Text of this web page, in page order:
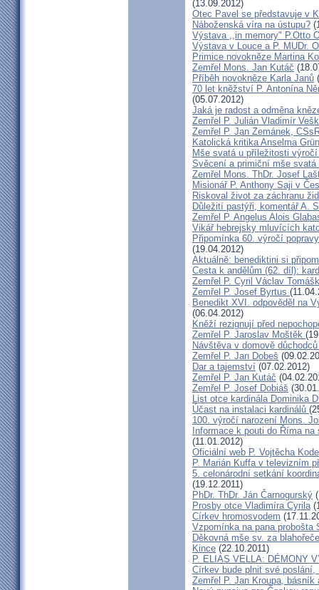
(13.09.2012)
Otec Pavel se představuje v
Náboženská víra na ústupu?
Výstava ,,in memory" P.Otto
Výstava v Louce a P. MUDr.
Primice novokněze Martina
Zemřel Mons. Jan Kutáč
Příběh novokněze Karla Janů
70 let kněžství P. Antonína
(05.07.2012)
Jaká je radost a odměna
Zemřel P. Julián Vladimír
Zemřel P. Jan Zemánek,
Katolická kritika Anselma
Mše svatá u příležitosti
Svěcení a primiční mše
Zemřel Mons. ThDr. Josef
Misionář P. Anthony Saji v
Riskoval život za záchranu
Důležití pastýři, komentář A.
Zemřel P. Angelus Alois
Vikář hebrejsky mluvících
Připomínka 60. výročí
(19.04.2012)
Aktuálně: benediktini si
Cesta k andělům (62. díl):
Zemřel P. Cyril Václav
Zemřel P. Josef Byrtus
Benedikt XVI. odpověděl na
(06.04.2012)
Kněží rezignují před
Zemřel P. Jaroslav Moštěk
Návštěva v domově
Zemřel P. Jan Dobeš
Dar a tajemství (07.02.2012)
Zemřel P. Jan Kutáč
Zemřel P. Josef Dobiáš
List otce kardinála Dominika
Účast na instalaci kardinálů
100. výročí narození Mons.
Informace k pouti do Říma
(11.01.2012)
Oficiální web P. Vojtěcha
P. Marián Kuffa v televizním
5. celonárodní setkání
(19.12.2011)
PhDr. ThDr. Ján Čarnogurský
Prosby otce Vladimíra Cyrila
Církev hromosvodem
Vzpomínka na pana probošta
Děkovná mše sv. za
Kince (22.10.2011)
P. ELIAS VELLA: DÉMONY
Církev bude plnit své
Zemřel P. Jan Kroupa, básník